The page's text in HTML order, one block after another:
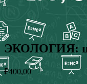
ЭКОЛОГИЯ:
₽400,00